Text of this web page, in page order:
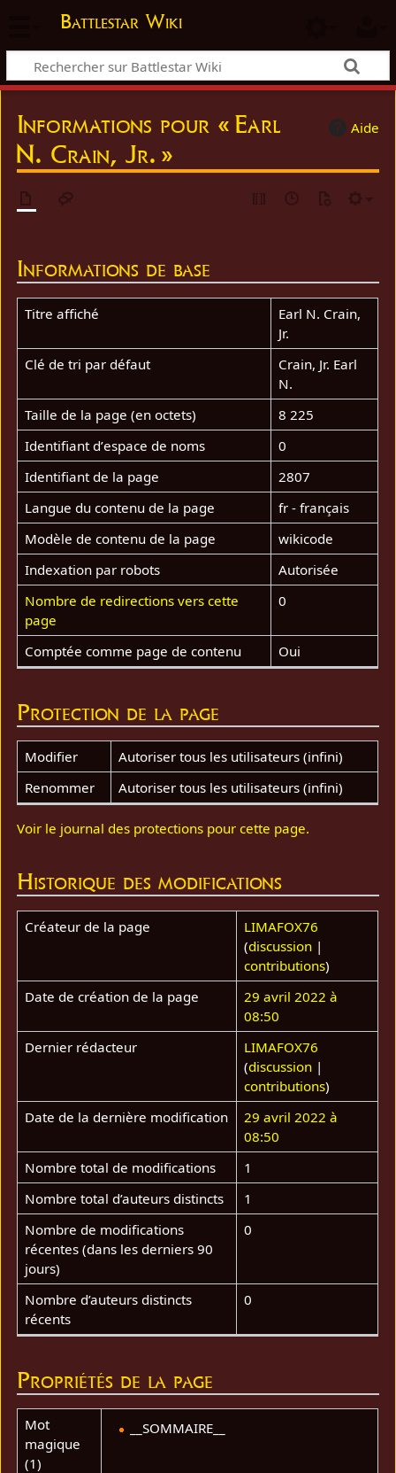
Battlestar Wiki
Aide
Informations pour « Earl
N. Crain, Jr. »
Informations de base
Titre affiché
Earl N. Crain,
Jr.
Clé de tri par défaut
Crain, Jr. Earl
N.
Taille de la page (en octets)
8 225
Identifiant dʼespace de noms
0
Identifiant de la page
2807
Langue du contenu de la page
fr - français
Modèle de contenu de la page
wikicode
Indexation par robots
Autorisée
Nombre de redirections vers cette
page
0
Comptée comme page de contenu Oui
Protection de la page
Modifier
Autoriser tous les utilisateurs (infini)
Renommer
Autoriser tous les utilisateurs (infini)
Voir le journal des protections pour cette page.
Historique des modifications
Créateur de la page
LIMAFOX76
(discussion|
contributions)
Date de création de la page
29 avril 2022 à
08:50
Dernier rédacteur
LIMAFOX76
(discussion|
contributions)
Date de la dernière modification
29 avril 2022 à
08:50
Nombre total de modifications
1
Nombre total d’auteurs distincts
1
Nombre de modifications
récentes (dans les derniers 90
jours)
0
Nombre d’auteurs distincts
récents
0
Propriétés de la page
Mot
magique
(1)
__SOMMAIRE__